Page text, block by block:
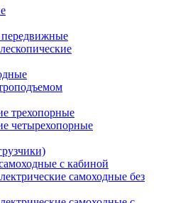
трехопорные
четырехопорные
с кабиной
самоходные без